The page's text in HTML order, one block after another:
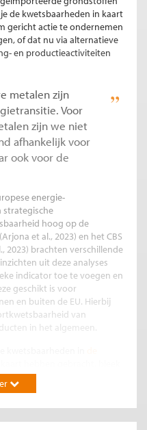
de kwetsbaarheden in kaart
gericht actie te ondernemen
of dat nu via alternatieve
en productieactiviteiten
metalen zijn
Voor
zijn we niet
afhankelijk voor
ook voor de
energie-
strategische
hoog op de
et al., 2023) en het CBS
2023) brachten verschillende
uit deze analyses
indicator toe te voegen en
geschikt is voor
en buiten de EU. Hierbij
van
in het algemeen.
in de toelevering van ruwe
specifieke halffabricaten of